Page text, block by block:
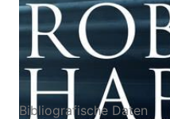
Buch
Hardcover
Bibliografische Daten